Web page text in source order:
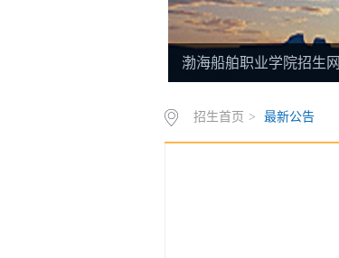
渤海船舶职业学院招生网
招生首页 > 最新公告